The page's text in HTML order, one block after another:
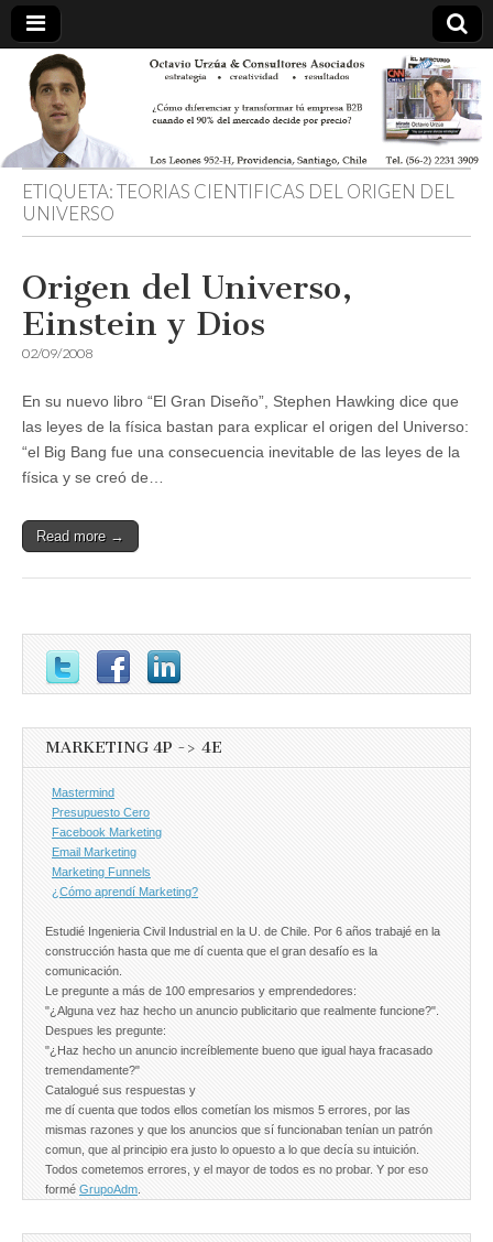
ETIQUETA:TEORIAS CIENTIFICAS DEL ORIGEN DEL
UNIVERSO
Origen del Universo,
Einstein y Dios
02/09/2008
En su nuevo libro “El Gran Diseño”, Stephen Hawking dice que
las leyes de la física bastan para explicar el origen del Universo:
“el Big Bang fue una consecuencia inevitable de las leyes de la
física y se creó de…
Read more →
MARKETING 4P -> 4E
Mastermind
Presupuesto Cero
Facebook Marketing
Email Marketing
Marketing Funnels
¿Cómo aprendí Marketing?
Estudié Ingenieria Civil Industrial en la U. de Chile. Por 6 años trabajé en la
construcción hasta que me dí cuenta que el gran desafío es la
comunicación.
Le pregunte a más de 100 empresarios y emprendedores:
"¿Alguna vez haz hecho un anuncio publicitario que realmente funcione?".
Despues les pregunte:
"¿Haz hecho un anuncio increíblemente bueno que igual haya fracasado
tremendamente?"
Catalogué sus respuestas y
me dí cuenta que todos ellos cometían los mismos 5 errores, por las
mismas razones y que los anuncios que sí funcionaban tenían un patrón
comun, que al principio era justo lo opuesto a lo que decía su intuición.
Todos cometemos errores, y el mayor de todos es no probar. Y por eso
formé GrupoAdm